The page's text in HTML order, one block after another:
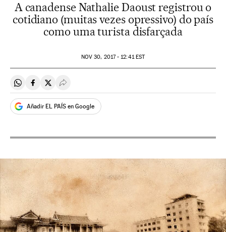
A canadense Nathalie Daoust registrou o
cotidiano (muitas vezes opressivo) do país
como uma turista disfarçada
NOV 30, 2017 - 12:41EST
Compartir en Whatsapp
Compartir en Facebook
Compartir en Twitter
Desplegar Redes Sociales
Añadir EL PAÍS en Google